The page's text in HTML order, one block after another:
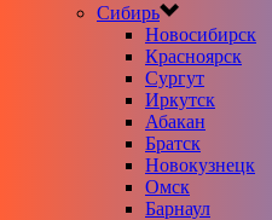
Сибирь
Новосибирск
Красноярск
Сургут
Иркутск
Абакан
Братск
Новокузнецк
Омск
Барнаул